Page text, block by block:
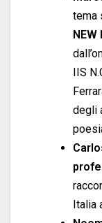
tema
NEW
IIS
degli
Italia